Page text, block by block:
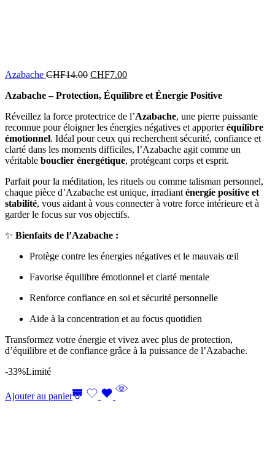
Azabache CHF14.00 CHF7.00
Azabache – Protection, Équilibre et Énergie Positive
Réveillez la force protectrice de l’Azabache, une pierre puissante
reconnue pour éloigner les énergies négatives et apporteréquilibre
émotionnel. Idéal pour ceux qui recherchent sécurité, confiance et
clarté dans les moments difficiles, l’Azabache agit comme un
véritable bouclier énergétique, protégeant corps et esprit.
Parfait pour la méditation, les rituels ou comme talisman personnel,
chaque pièce d’Azabache est unique, irradiant énergie positive et
stabilité, vous aidant à vous connecter à votre force intérieure et à
garder le focus sur vos objectifs.
✨ Bienfaits de l’Azabache :
Protège contre les énergies négatives et le mauvais œil
Favorise équilibre émotionnel et clarté mentale
Renforce confiance en soi et sécurité personnelle
Aide à la concentration et au focus quotidien
Transformez votre énergie et vivez avec plus de protection,
d’équilibre et de confiance grâce à la puissance de l’Azabache.
-33%Limité
Ajouter au panier